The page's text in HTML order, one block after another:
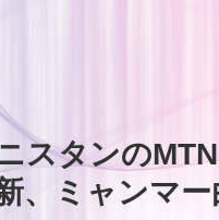
スタンの
、ミャンマ